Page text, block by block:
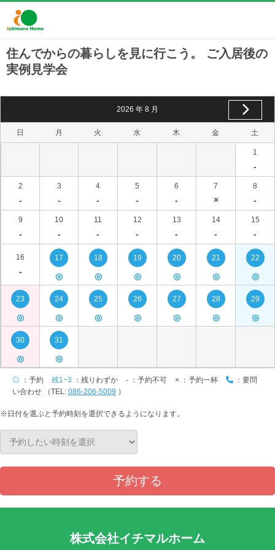
住んでからの暮らしを見に行こう。 ご入居後の
実例見学会
2026 年 8 月
日 月 火 水 木 金 土
1
-
2
-
3
-
4
-
5
-
6
-
7
×
8
-
9
-
10
-
11
-
12
-
13
-
14
-
15
-
16
-
17
◎
18
◎
19
◎
20
◎
21
◎
22
◎
23
◎
24
◎
25
◎
26
◎
27
◎
28
◎
29
◎
30
◎
31
◎
◎ ：予約 残1~3 ：残りわずか - ：予約不可 × ：予約一杯
：要問
い合わせ （TEL: 086-206-5009 ）
※日付を選ぶと予約時刻を選択できるようになります。
予約する
株式会社イチマルホーム